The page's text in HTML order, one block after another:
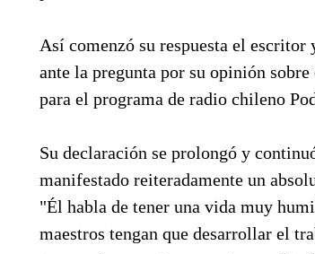
Así comenzó su respuesta el
ante la pregunta por su opinión
para el programa de radio chileno
Su declaración se prolongó y
manifestado reiteradamente un
"Él habla de tener una vida muy
maestros tengan que desarrollar el